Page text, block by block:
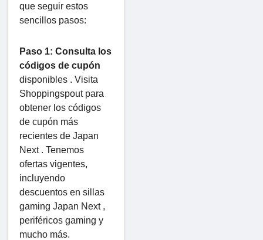
que seguir estos
sencillos pasos:
Paso 1: Consulta los
códigos de cupón
disponibles . Visita
Shoppingspout para
obtener los códigos
de cupón más
recientes de Japan
Next . Tenemos
ofertas vigentes,
incluyendo
descuentos en sillas
gaming Japan Next ,
periféricos gaming y
mucho más.